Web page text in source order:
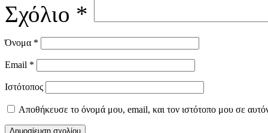
Σχόλιο *
Όνομα *
Email *
Ιστότοπος
Αποθήκευσε το όνομά μου, email, και τον ιστότοπο μου σε